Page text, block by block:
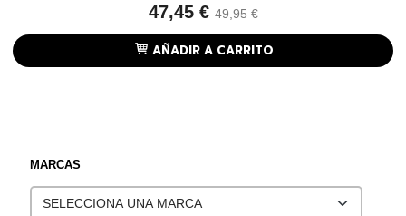
MARCAS
47,45 €49,95 €
AÑADIR A CARRITO